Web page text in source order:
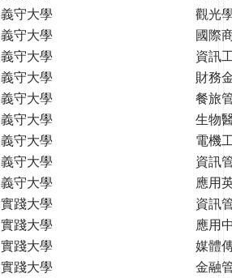
義守大學
觀光
義守大學
國際
義守大學
資訊
義守大學
財務
義守大學
餐旅
義守大學
生物
義守大學
電機
義守大學
資訊
義守大學
應用
實踐大學
資訊
實踐大學
應用
實踐大學
媒體
實踐大學
金融